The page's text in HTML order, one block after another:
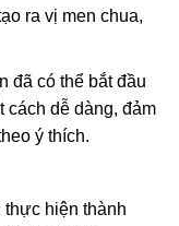
ra vị men chua,
đã có thể bắt đầu
cách dễ dàng, đảm
ý thích.
hiện thành